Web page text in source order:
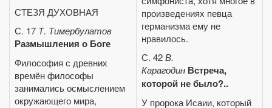
СТЕЗЯ ДУХОВНАЯ
С. 17 Т. Тимербулатов
Размышления о Боге
Философия с древних
времён философы
занимались осмыслением
окружающего мира,
произведениях певца
германизма ему не
нравилось.
С. 42В.
Карагодин Встреча,
которой не было?..
У пророка Исаии, который